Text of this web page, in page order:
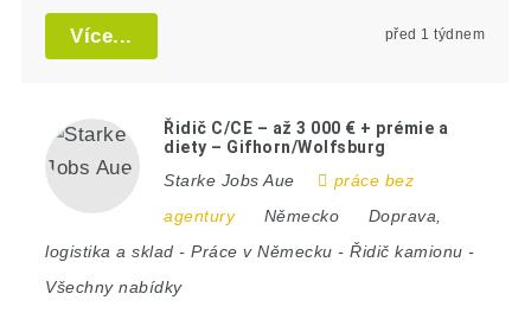
Více... před 1 týdnem
Řidič C/CE – až 3 000 € + prémie a
diety – Gifhorn/Wolfsburg
Starke Jobs Aue
práce bez
agentury
Německo
Doprava,
logistika a sklad -Práce v Německu -Řidič kamionu -
Všechny nabídky